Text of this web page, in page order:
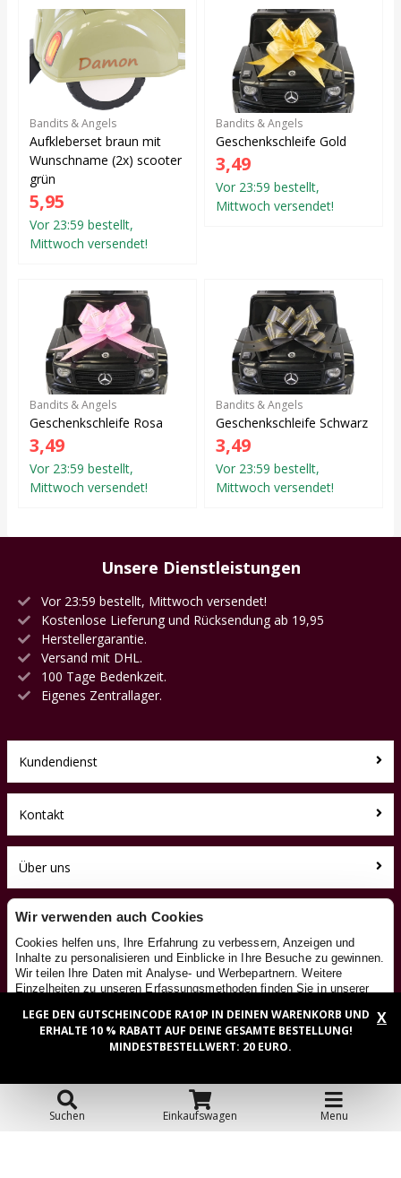
Suchen Einkaufswagen Menu
Bandits & Angels
Aufkleberset braun mit
Wunschname (2x) scooter
grün
5,95
Vor 23:59 bestellt,
Mittwoch versendet!
Bandits & Angels
Geschenkschleife Gold
3,49
Vor 23:59 bestellt,
Mittwoch versendet!
Bandits & Angels
Geschenkschleife Rosa
3,49
Vor 23:59 bestellt,
Mittwoch versendet!
Bandits & Angels
Geschenkschleife Schwarz
3,49
Vor 23:59 bestellt,
Mittwoch versendet!
Unsere Dienstleistungen
Vor 23:59 bestellt, Mittwoch versendet!
Kostenlose Lieferung und Rücksendung ab 19,95
Herstellergarantie.
Versand mit DHL.
100 Tage Bedenkzeit.
Eigenes Zentrallager.
Kundendienst
Kontakt
Über uns
Toyfan BV
RutschautoXL.de
Klosterstiege 50
48599 Gronau
Tel.: 0031-541-228002
Instagram
© 2026 Toyfan BV
Allgemeine Geschäftsbedingungen
Haftungsausschluss Datenschutz Cookies
X
LEGE DEN GUTSCHEINCODE RA10P IN DEINEN WARENKORB UND
ERHALTE 10 % RABATT AUF DEINE GESAMTE BESTELLUNG!
MINDESTBESTELLWERT: 20 EURO.
Wir verwenden auch Cookies
Cookies helfen uns, Ihre Erfahrung zu verbessern, Anzeigen und
Inhalte zu personalisieren und Einblicke in Ihre Besuche zu gewinnen.
Wir teilen Ihre Daten mit Analyse- und Werbepartnern. Weitere
Einzelheiten zu unseren Erfassungsmethoden finden Sie in unserer
seiner eigenen Datenschutzrichtlinie.